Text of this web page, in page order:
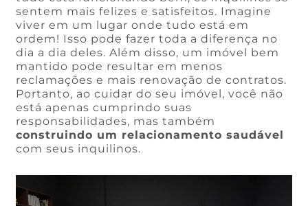
sentem mais felizes e satisfeitos. Imagine
viver em um lugar onde tudo está em
ordem! Isso pode fazer toda a diferença no
dia a dia deles. Além disso, um imóvel bem
mantido pode resultar em menos
reclamações e mais renovação de contratos.
Portanto, ao cuidar do seu imóvel, você não
está apenas cumprindo suas
responsabilidades, mas também
construindo um relacionamento saudável
com seus inquilinos.